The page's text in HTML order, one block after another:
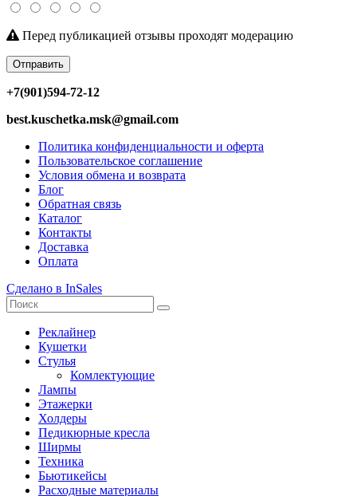
Перед публикацией отзывы проходят модерацию
Отправить
+7(901)594-72-12
best.kuschetka.msk@gmail.com
Политика конфиденциальности и оферта
Пользовательское соглашение
Условия обмена и возврата
Блог
Обратная связь
Каталог
Контакты
Доставка
Оплата
Сделано в InSales
Реклайнер
Кушетки
Стулья
Комлектующие
Лампы
Этажерки
Холдеры
Педикюрные кресла
Ширмы
Техника
Бьютикейсы
Расходные материалы